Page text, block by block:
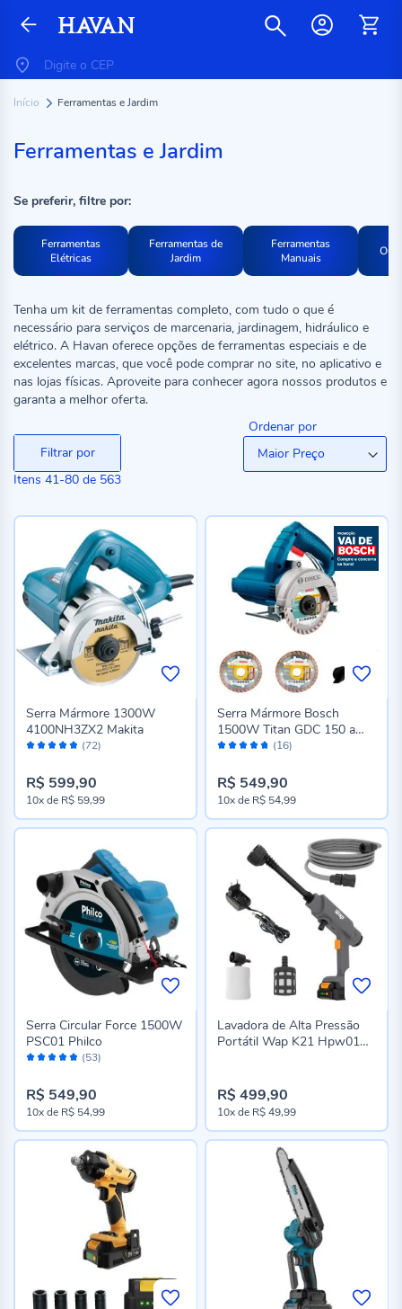
Início Ferramentas e Jardim
Ferramentas e Jardim
Se preferir, filtre por:
Ferramentas
Elétricas
Ferramentas de
Jardim
Ferramentas
Manuais
Tenha um kit de ferramentas completo, com tudo o que é
necessário para serviços de marcenaria, jardinagem, hidráulico e
elétrico. A Havan oferece opções de ferramentas especiais e de
excelentes marcas, que você pode comprar no site, no aplicativo e
nas lojas físicas. Aproveite para conhecer agora nossos produtos e
garanta a melhor oferta.
Itens 41-80 de 563
Filtrar por
Ordenar por
Avaliação: (72)
Serra Mármore 1300W
4100NH3ZX2 Makita
R$ 599,90
10xde R$ 59,99
Avaliação: (16)
Serra Mármore Bosch
1500W Titan GDC 150 a
Seco
R$ 549,90
10xde R$ 54,99
Avaliação: (53)
Serra Circular Force 1500W
PSC01 Philco
R$ 549,90
10xde R$ 54,99
Lavadora de Alta Pressão
Portátil Wap K21 Hpw01
R$ 499,90
10xde R$ 49,99